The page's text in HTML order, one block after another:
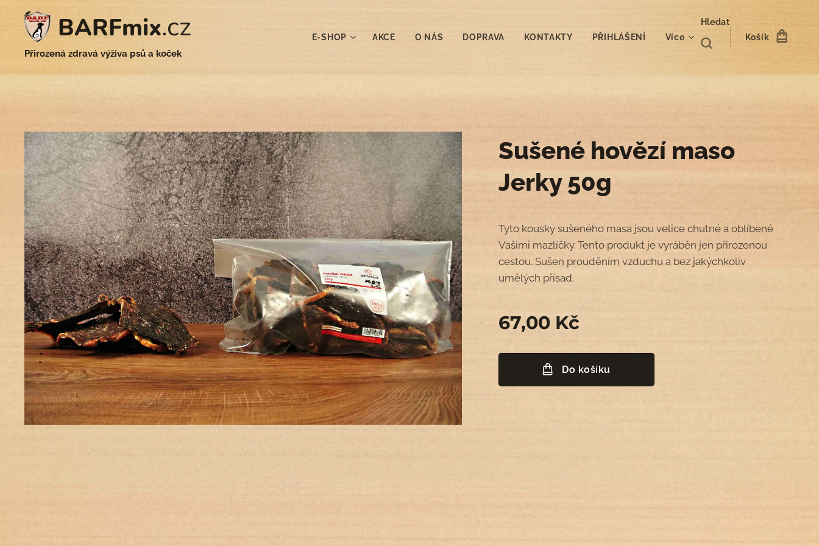
BARFmix.cz
Přirozená zdravá výživa psů a koček
E-SHOP AKCE O NÁS DOPRAVA KONTAKTY PŘIHLÁŠENÍ Více
Hledat
Košík
Sušené hovězí maso
Jerky 50g
Tyto kousky sušeného masa jsou velice chutné a oblíbené
Vašimi mazlíčky. Tento produkt je vyráběn jen přirozenou
cestou. Sušen prouděním vzduchu a bez jakýchkoliv
umělých přísad.
67,00 Kč
Do košíku